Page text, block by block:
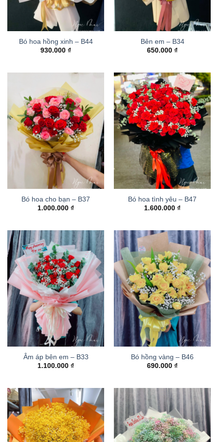
Bó hoa hồng xinh – B44
930.000 ₫
Bên em – B34
650.000 ₫
Bó hoa cho bạn – B37
1.000.000 ₫
Bó hoa tình yêu – B47
1.600.000 ₫
Âm áp bên em – B33
1.100.000 ₫
Bó hồng vàng – B46
690.000 ₫